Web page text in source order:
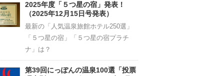
2025年度「５つ星の宿」発表！
（2025年12月15日号発表）
最新の「人気温泉旅館ホテル250選」
「５つ星の宿」「５つ星の宿プラチ
ナ」は？
第39回にっぽんの温泉100選「投票